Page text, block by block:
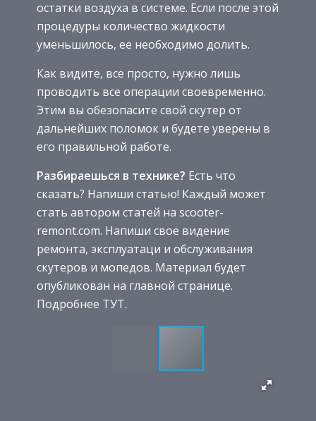
остатки воздуха в системе. Если после этой
процедуры количество жидкости
уменьшилось, ее необходимо долить.
Как видите, все просто, нужно лишь
проводить все операции своевременно.
Этим вы обезопасите свой скутер от
дальнейших поломок и будете уверены в
его правильной работе.
Разбираешься в технике? Есть что
сказать? Напиши статью! Каждый может
стать автором статей на scooter-
remont.com. Напиши свое видение
ремонта, эксплуатаци и обслуживания
скутеров и мопедов. Материал будет
опубликован на главной странице.
Подробнее ТУТ.